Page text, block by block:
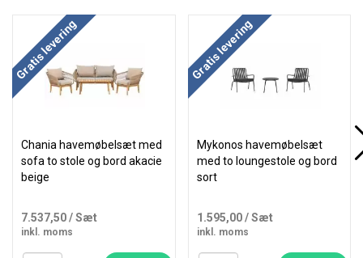
Gratis levering
Chania havemøbelsæt med
sofa to stole og bord akacie
beige
7.537,50/ Sæt
inkl. moms
Gratis levering
Mykonos havemøbelsæt
med to loungestole og bord
sort
1.595,00/ Sæt
inkl. moms